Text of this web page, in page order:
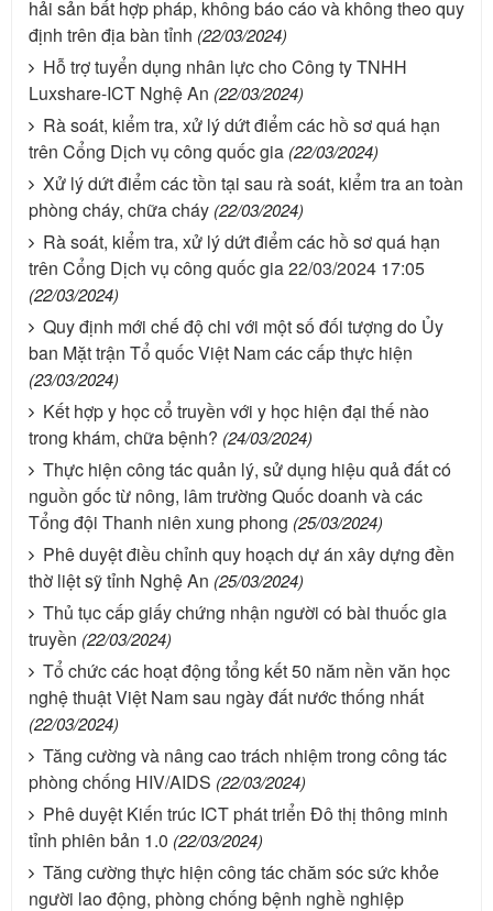
hải sản bất hợp pháp, không báo cáo và không theo quy
định trên địa bàn tỉnh (22/03/2024)
Hỗ trợ tuyển dụng nhân lực cho Công ty TNHH
Luxshare-ICT Nghệ An (22/03/2024)
Rà soát, kiểm tra, xử lý dứt điểm các hồ sơ quá hạn
trên Cổng Dịch vụ công quốc gia (22/03/2024)
Xử lý dứt điểm các tồn tại sau rà soát, kiểm tra an toàn
phòng cháy, chữa cháy (22/03/2024)
Rà soát, kiểm tra, xử lý dứt điểm các hồ sơ quá hạn
trên Cổng Dịch vụ công quốc gia 22/03/2024 17:05
(22/03/2024)
Quy định mới chế độ chi với một số đối tượng do Ủy
ban Mặt trận Tổ quốc Việt Nam các cấp thực hiện
(23/03/2024)
Kết hợp y học cổ truyền với y học hiện đại thế nào
trong khám, chữa bệnh? (24/03/2024)
Thực hiện công tác quản lý, sử dụng hiệu quả đất có
nguồn gốc từ nông, lâm trường Quốc doanh và các
Tổng đội Thanh niên xung phong (25/03/2024)
Phê duyệt điều chỉnh quy hoạch dự án xây dựng đền
thờ liệt sỹ tỉnh Nghệ An (25/03/2024)
Thủ tục cấp giấy chứng nhận người có bài thuốc gia
truyền (22/03/2024)
Tổ chức các hoạt động tổng kết 50 năm nền văn học
nghệ thuật Việt Nam sau ngày đất nước thống nhất
(22/03/2024)
Tăng cường và nâng cao trách nhiệm trong công tác
phòng chống HIV/AIDS (22/03/2024)
Phê duyệt Kiến trúc ICT phát triển Đô thị thông minh
tỉnh phiên bản 1.0 (22/03/2024)
Tăng cường thực hiện công tác chăm sóc sức khỏe
người lao động, phòng chống bệnh nghề nghiệp